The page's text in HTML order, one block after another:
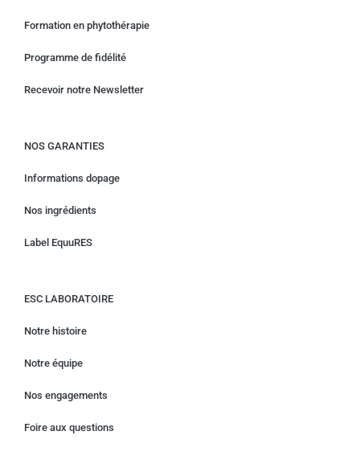
Formation en phytothérapie
Programme de fidélité
Recevoir notre Newsletter
NOS GARANTIES
Informations dopage
Nos ingrédients
Label EquuRES
ESC LABORATOIRE
Notre histoire
Notre équipe
Nos engagements
Foire aux questions